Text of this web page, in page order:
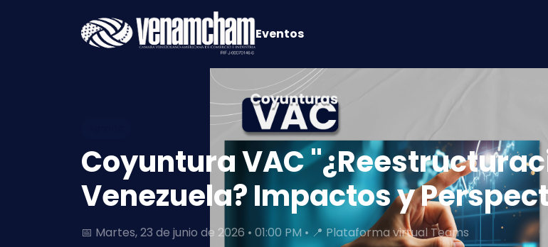
Eventos
Coyuntura VAC
Venezuela? Impactos y
📅 Martes, 23 de junio de 2026 • 01:00 PM • 📍 Plataforma virtual Teams